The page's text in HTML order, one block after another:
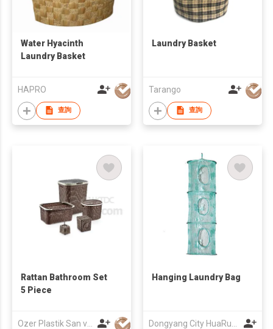
Water Hyacinth
Laundry Basket
HAPRO
查詢
Laundry Basket
Tarango
查詢
Rattan Bathroom Set
5 Piece
Ozer Plastik San ve Tic Ltd Sti
Hanging Laundry Bag